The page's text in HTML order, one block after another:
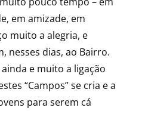
em amizade, em
muito a alegria, e
nesses dias, ao Bairro.
e muito a ligação
“Campos” se cria e a
para serem cá